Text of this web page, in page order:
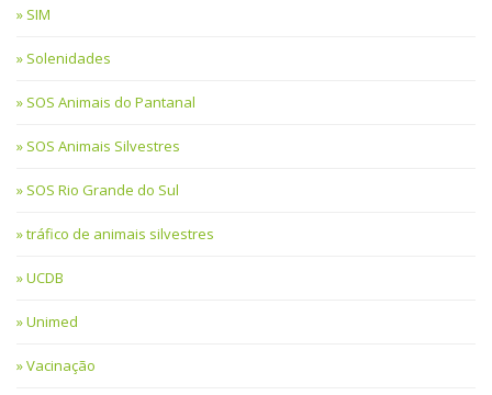
SIM
Solenidades
SOS Animais do Pantanal
SOS Animais Silvestres
SOS Rio Grande do Sul
tráfico de animais silvestres
UCDB
Unimed
Vacinação